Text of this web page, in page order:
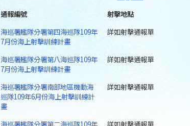
通報編號 射擊地點
海巡署艦隊分署第四海巡隊109年
7月份海上射擊訓練計畫
詳如射擊通報單
海巡署艦隊分署第八海巡隊109年
7月份海上射擊訓練計畫
詳如射擊通報單
海巡署艦隊分署南部地區機動海
巡隊109年6月份海上射擊訓練計
畫
詳如射擊通報單
海巡署艦隊分署第二海巡隊109年
詳如射擊通報單